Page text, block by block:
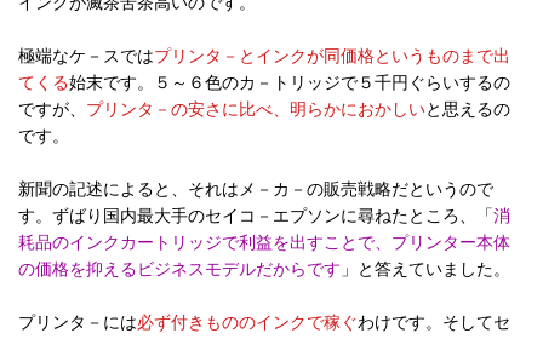
極端なケ－スではプリンタ－とインクが同価格というものまで出
てくる始末です。５～６色のカ－トリッジで５千円ぐらいするの
ですが、 プリンタ－の安さに比べ、明らかにおかしいと思えるの
です。
新聞の記述によると、それはメ－カ－の販売戦略だというので
す。ずばり国内最大手のセイコ－エプソンに尋ねたところ、「 消
耗品のインクカートリッジで利益を出すことで、プリンター本体
の価格を抑えるビジネスモデルだからです 」と答えていました。
プリンタ－には必ず付きもののインクで稼ぐわけです。そしてセ